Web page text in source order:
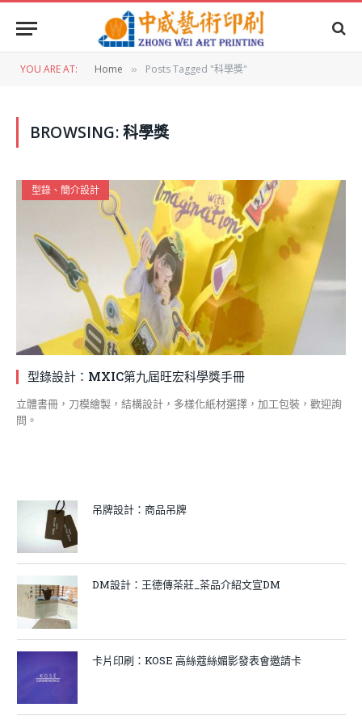
YOU ARE AT: Home » Posts Tagged "科學獎"
BROWSING:科學獎
型錄、簡介設計
型錄設計：MXIC第九屆旺宏科學獎手冊
立體書冊，刀模繪製，結構設計，多樣化紙材選擇，加工包裝，歡迎詢
問。
吊牌設計：商品吊牌
DM設計：王德傳茶莊_茶品介紹文宣DM
卡片印刷：KOSE 高絲蔻絲媚影發表會邀請卡